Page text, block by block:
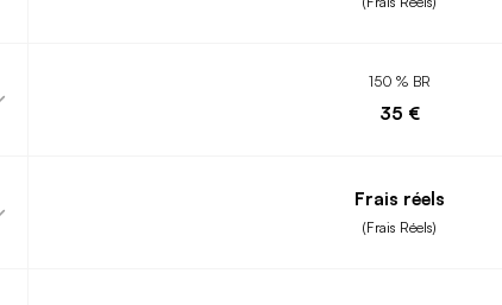
150 % BR
35 €
Frais réels
(Frais Réels)